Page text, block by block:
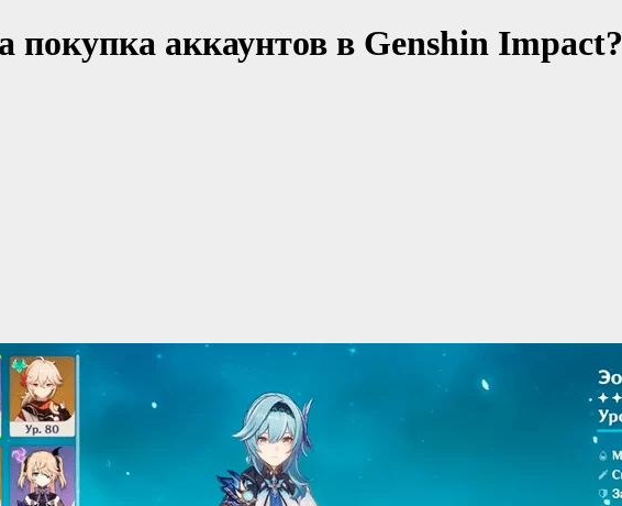
покупка аккаунтов в Genshin Impact?